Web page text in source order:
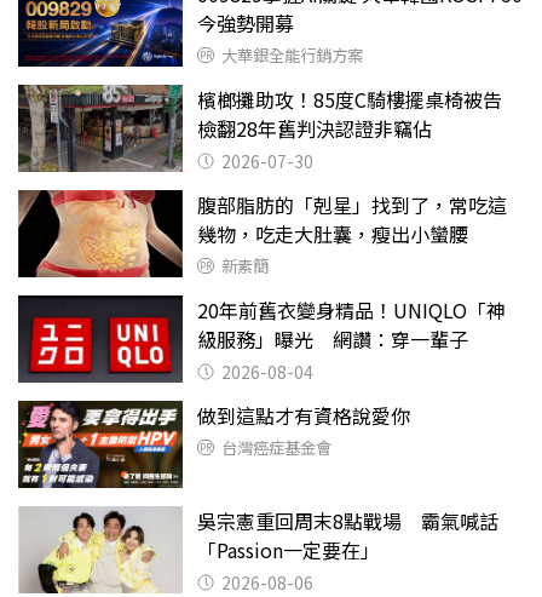
今強勢開募
大華銀全能行銷方案
檳榔攤助攻！85度C騎樓擺桌椅被告
檢翻28年舊判決認證非竊佔
2026-07-30
腹部脂肪的「剋星」找到了，常吃這
幾物，吃走大肚囊，瘦出小蠻腰
新素簡
20年前舊衣變身精品！UNIQLO「神
級服務」曝光 網讚：穿一輩子
2026-08-04
做到這點才有資格說愛你
台灣癌症基金會
吳宗憲重回周末8點戰場 霸氣喊話
「Passion一定要在」
2026-08-06